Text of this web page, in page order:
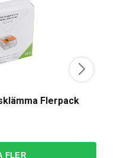
Flerpack